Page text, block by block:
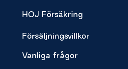
HOJ Försäkring
Försäljningsvillkor
Vanliga frågor